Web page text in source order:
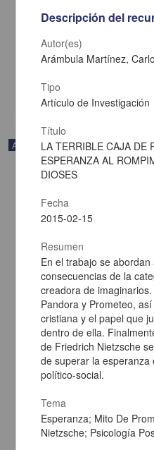
Loría, Maria De Lourdes; Viejo
Facultad de Estudios Superiores
2015-03-01
Artes y Humanidades
Artículo
VALIDACIÓN EMPÍRICA DE UN
PARA DEMOSTRAR Y ESTUDIAR
OPERANTE.
Castel, Elizabeth; Bolivar
Camacho, Karla; Castelán
Morales Cruz, José Antonio;
Zamora, Ximena; Rodríguez
Descripción del
Autor(es)
Arámbula Martínez,
Tipo
Artículo de Investigación
Título
LA TERRIBLE CAJA DE
ESPERANZA AL
DIOSES
Fecha
2015-02-15
Resumen
En el trabajo se abordan
consecuencias de la
creadora de
Pandora y Prometeo,
cristiana y el papel que
dentro de ella.
de Friedrich Nietzsche
de superar la esperanza
político-social.
Tema
Esperanza; Mito De
Nietzsche; Psicología